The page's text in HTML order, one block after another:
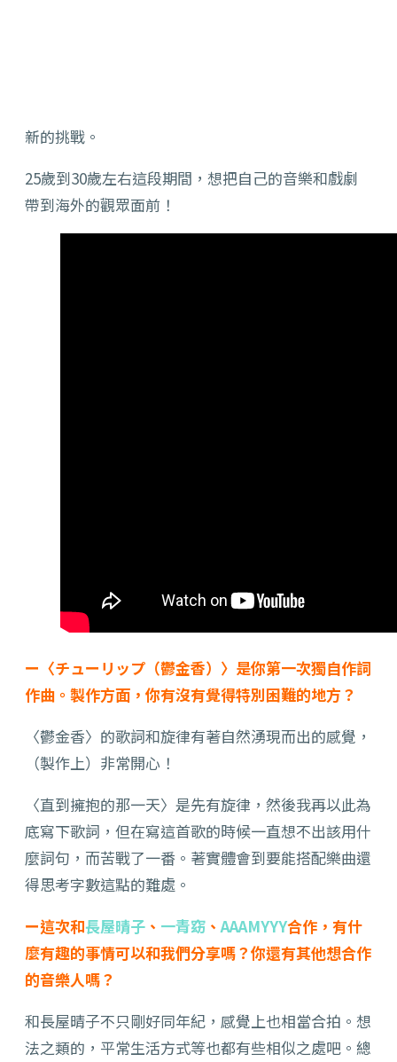
新的挑戰。
25歲到30歲左右這段期間，想把自己的音樂和戲劇
帶到海外的觀眾面前！
ー〈チューリップ（鬱金香）〉是你第一次獨自作詞
作曲。製作方面，你有沒有覺得特別困難的地方？
〈鬱金香〉的歌詞和旋律有著自然湧現而出的感覺，
（製作上）非常開心！
〈直到擁抱的那一天〉是先有旋律，然後我再以此為
底寫下歌詞，但在寫這首歌的時候一直想不出該用什
麼詞句，而苦戰了一番。著實體會到要能搭配樂曲還
得思考字數這點的難處。
ー這次和長屋晴子 、 一青窈 、AAAMYYY合作，有什
麼有趣的事情可以和我們分享嗎？你還有其他想合作
的音樂人嗎？
和長屋晴子不只剛好同年紀，感覺上也相當合拍。想
法之類的，平常生活方式等也都有些相似之處吧。總